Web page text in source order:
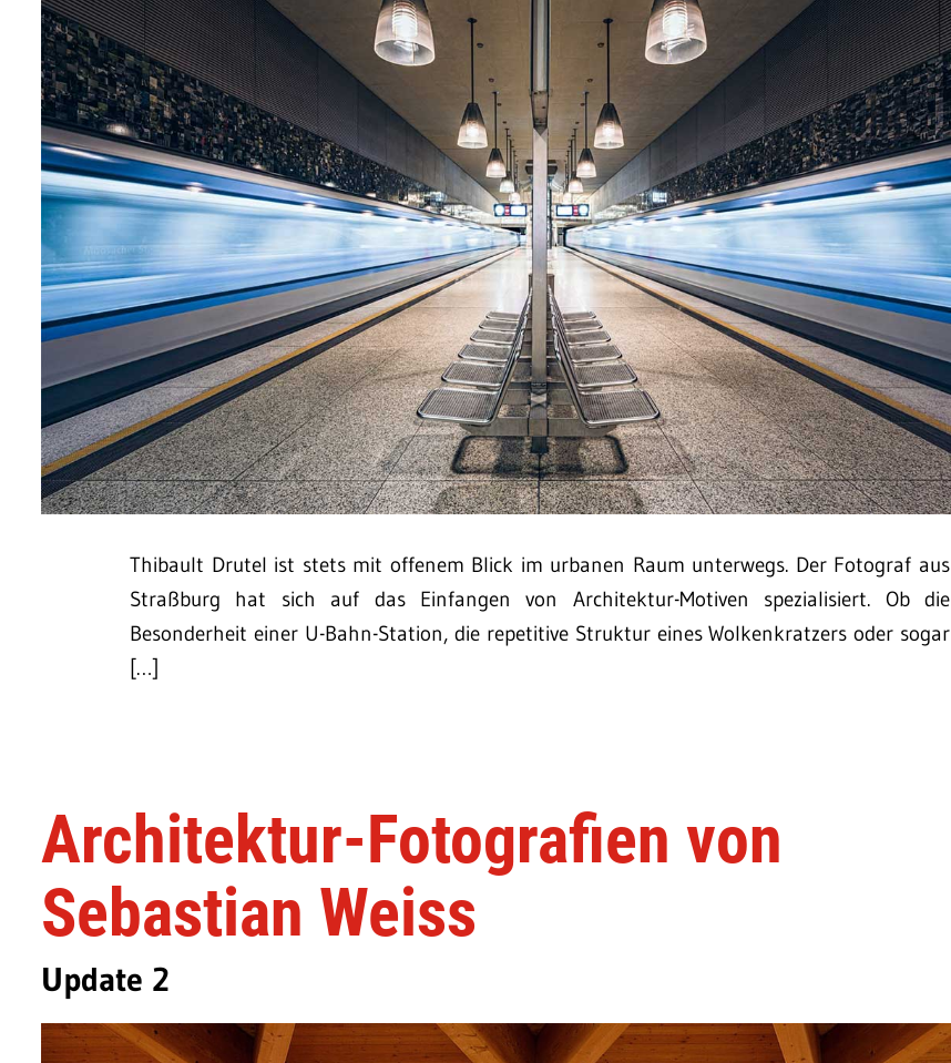
Thibault Drutel ist stets mit offenem Blick im urbanen Raum unterwegs. Der Fotograf aus
Straßburg hat sich auf das Einfangen von Architektur-Motiven spezialisiert. Ob die
Besonderheit einer U-Bahn-Station, die repetitive Struktur eines Wolkenkratzers oder sogar
[…]
Architektur-Fotografien von
Sebastian Weiss
Update 2